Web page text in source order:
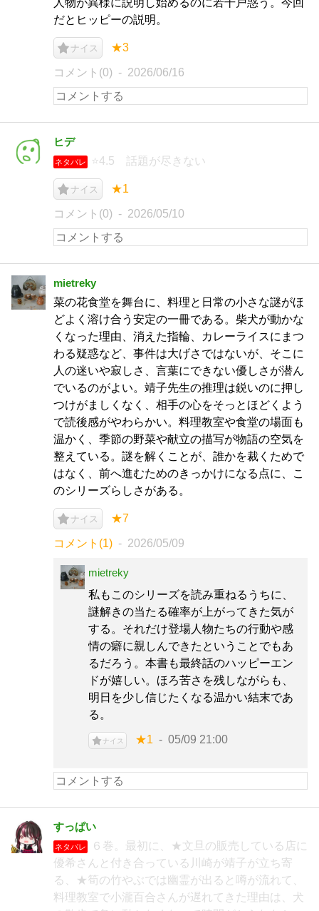
人物が異様に説明し始めるのに若干戸惑う。今回
だとヒッピーの説明。
ナイス ★3
コメント(0) 2026/06/16
ヒデ
ネタバレ ⭐4.5 話題が尽きない
ナイス ★1
コメント(0) 2026/05/10
mietreky
菜の花食堂を舞台に、料理と日常の小さな謎がほ
どよく溶け合う安定の一冊である。柴犬が動かな
くなった理由、消えた指輪、カレーライスにまつ
わる疑惑など、事件は大げさではないが、そこに
人の迷いや寂しさ、言葉にできない優しさが潜ん
でいるのがよい。靖子先生の推理は鋭いのに押し
つけがましくなく、相手の心をそっとほどくよう
で読後感がやわらかい。料理教室や食堂の場面も
温かく、季節の野菜や献立の描写が物語の空気を
整えている。謎を解くことが、誰かを裁くためで
はなく、前へ進むためのきっかけになる点に、こ
のシリーズらしさがある。
ナイス ★7
コメント(1) 2026/05/09
mietreky
私もこのシリーズを読み重ねるうちに、
謎解きの当たる確率が上がってきた気が
する。それだけ登場人物たちの行動や感
情の癖に親しんできたということでもあ
るだろう。本書も最終話のハッピーエン
ドが嬉しい。ほろ苦さを残しながらも、
明日を少し信じたくなる温かい結末であ
る。
ナイス ★1 05/09 21:00
すっぱい
ネタバレ
６巻。最初に、★文旦の販売している店に
優希さんと付き合っている川崎が靖子が立ち寄
る、★筍の竹やぶでは幽霊が出ると噂が流れて、
料理教室で小瀧百合さんが遅れてきた理由は、犬